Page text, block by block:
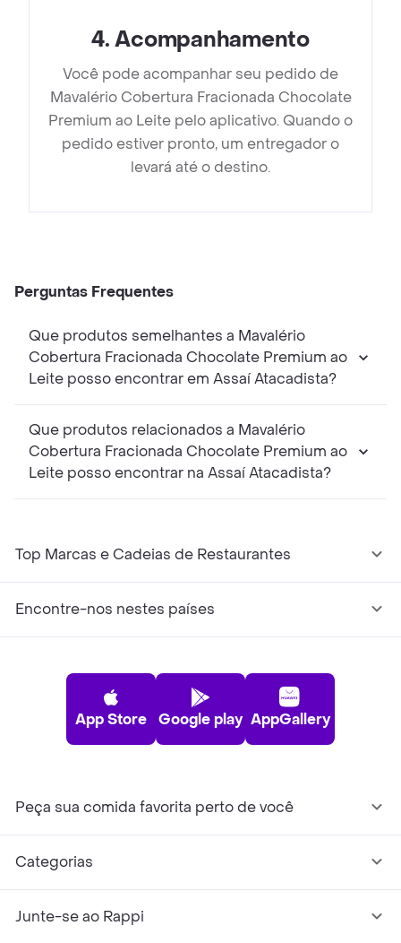
4.Acompanhamento
Você pode acompanhar seu pedido de
Mavalério Cobertura Fracionada Chocolate
Premium ao Leite pelo aplicativo. Quando o
pedido estiver pronto, um entregador o
levará até o destino.
Perguntas Frequentes
Que produtos semelhantes a Mavalério
Cobertura Fracionada Chocolate Premium ao
Leite posso encontrar em Assaí Atacadista?
Que produtos relacionados a Mavalério
Cobertura Fracionada Chocolate Premium ao
Leite posso encontrar na Assaí Atacadista?
Top Marcas e Cadeias de Restaurantes
Encontre-nos nestes países
App Store Google play AppGallery
Peça sua comida favorita perto de você
Categorias
Junte-se ao Rappi